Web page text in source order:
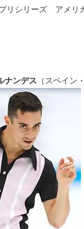
リシリーズ アメリ
ナンデス （スペイン